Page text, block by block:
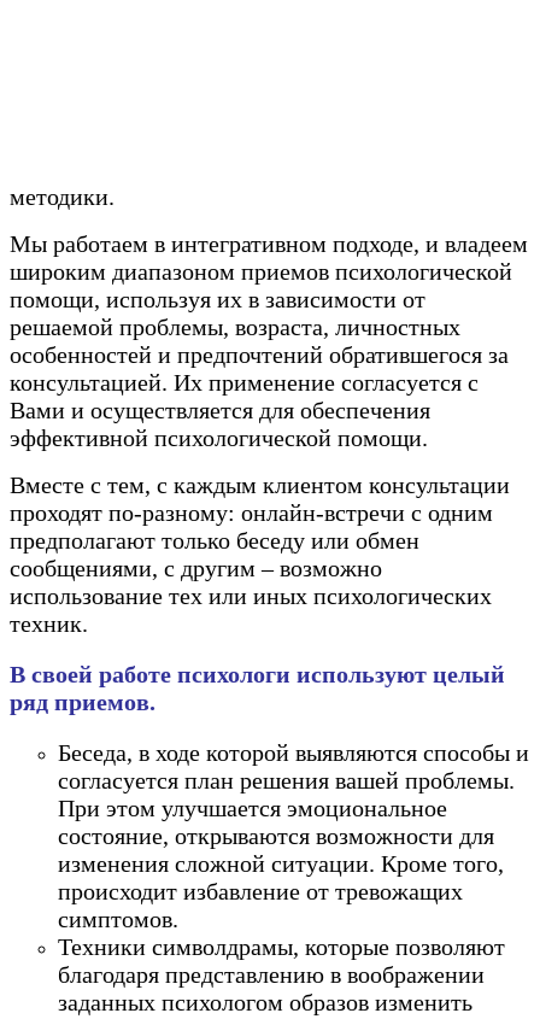
методики.
Мы работаем в интегративном подходе, и владеем
широким диапазоном приемов психологической
помощи, используя их в зависимости от
решаемой проблемы, возраста, личностных
особенностей и предпочтений обратившегося за
консультацией. Их применение согласуется с
Вами и осуществляется для обеспечения
эффективной психологической помощи.
Вместе с тем, с каждым клиентом консультации
проходят по-разному: онлайн-встречи с одним
предполагают только беседу или обмен
сообщениями, с другим – возможно
использование тех или иных психологических
техник.
В своей работе психологи используют целый
ряд приемов.
Беседа, в ходе которой выявляются способы и
согласуется план решения вашей проблемы.
При этом улучшается эмоциональное
состояние, открываются возможности для
изменения сложной ситуации. Кроме того,
происходит избавление от тревожащих
симптомов.
Техники символдрамы, которые позволяют
благодаря представлению в воображении
заданных психологом образов изменить